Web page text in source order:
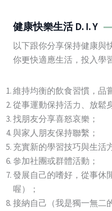
健康快樂生活 D. I. Y
以下跟你分享保持健康與
你更快適應生活，投入學
維持均衡的飲食習慣，品
從事運動保持活力、放鬆
找朋友分享喜怒哀樂；
與家人朋友保持聯繫；
充實新的學習技巧與生活
參加社團或群體活動；
發展自己的嗜好，從事休
喔）；
接納自己（我是獨一無二